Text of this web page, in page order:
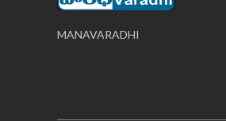
MANAVARADHI